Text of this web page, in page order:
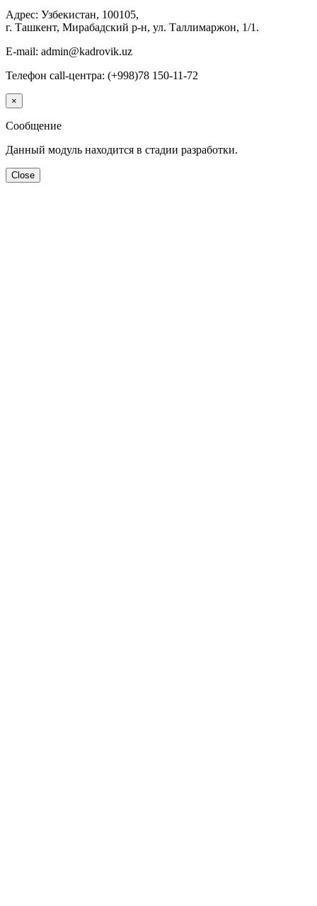
Адрес: Узбекистан, 100105,
г. Ташкент, Мирабадский р-н, ул. Таллимаржон, 1/1.
E-mail: admin@kadrovik.uz
Телефон call-центра: (+998)78 150-11-72
×
Сообщение
Данный модуль находится в стадии разработки.
Close